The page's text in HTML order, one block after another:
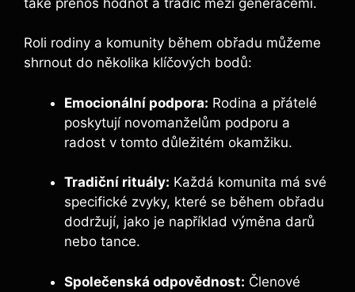
Roli rodiny a komunity během obřadu můžeme
shrnout do několika klíčových bodů:
Emocionální podpora: Rodina a přátelé
poskytují novomanželům podporu a
radost v tomto důležitém okamžiku.
Tradiční rituály: Každá komunita má své
specifické zvyky, které se během obřadu
dodržují, jako je například výměna darů
nebo tance.
Společenská odpovědnost: Členové